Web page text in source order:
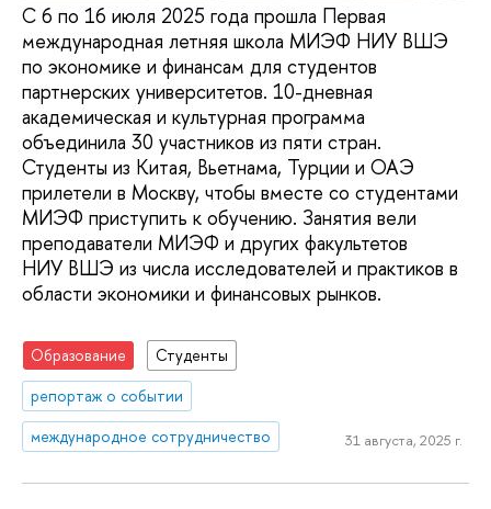
С 6 по 16 июля 2025 года прошла Первая
международная летняя школа МИЭФ НИУ ВШЭ
по экономике и финансам для студентов
партнерских университетов. 10-дневная
академическая и культурная программа
объединила 30 участников из пяти стран.
Студенты из Китая, Вьетнама, Турции и ОАЭ
прилетели в Москву, чтобы вместе со студентами
МИЭФ приступить к обучению. Занятия вели
преподаватели МИЭФ и других факультетов
НИУ ВШЭ из числа исследователей и практиков в
области экономики и финансовых рынков.
Образование
Студенты
репортаж о событии
международное сотрудничество
31 августа, 2025 г.